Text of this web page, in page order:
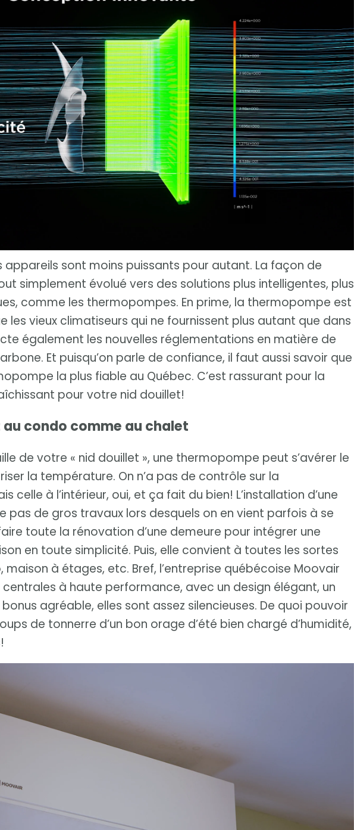
appareils sont moins puissants pour autant. La façon de
simplement évolué vers des solutions plus intelligentes, plus
comme les thermopompes. En prime, la thermopompe est
les vieux climatiseurs qui ne fournissent plus autant que dans
également les nouvelles réglementations en matière de
Et puisqu’on parle de confiance, il faut aussi savoir que
la plus fiable au Québec. C’est rassurant pour la
pour votre nid douillet!
condo comme au chalet
de votre « nid douillet », une thermopompe peut s’avérer le
la température. On n’a pas de contrôle sur la
celle à l’intérieur, oui, et ça fait du bien! L’installation d’une
pas de gros travaux lors desquels on en vient parfois à se
toute la rénovation d’une demeure pour intégrer une
en toute simplicité. Puis, elle convient à toutes les sortes
à étages, etc. Bref, l’entreprise québécoise Moovair
à haute performance, avec un design élégant, un
agréable, elles sont assez silencieuses. De quoi pouvoir
de tonnerre d’un bon orage d’été bien chargé d’humidité,